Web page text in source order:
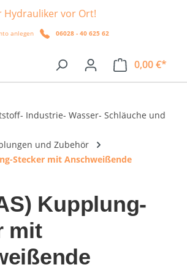
Hydrauliker vor Ort!
anlegen 06028 - 40 625 62
0,00 €*
Industrie- Wasser- Schläuche und
und Zubehör
Stecker mit Anschweißende
Kupplung-
mit